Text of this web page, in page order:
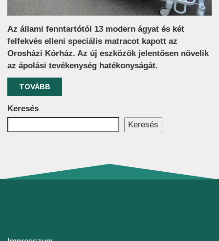
Az állami fenntartótól 13 modern ágyat és két
felfekvés elleni speciális matracot kapott az
Orosházi Kórház. Az új eszközök jelentősen növelik
az ápolási tevékenység hatékonyságát.
TOVÁBB
Keresés
Keresés